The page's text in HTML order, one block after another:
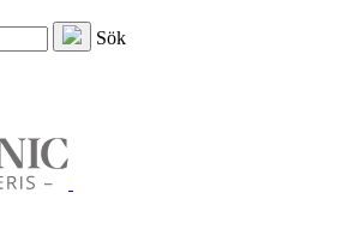
Sök